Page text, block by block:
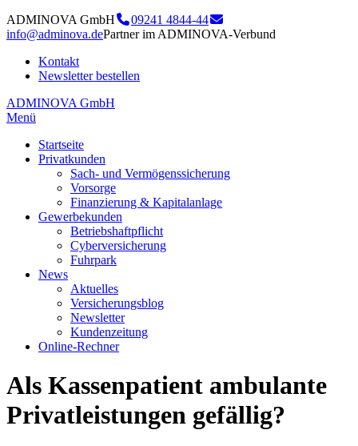
ADMINOVA GmbH
09241 4844-44
info@adminova.dePartner im ADMINOVA-Verbund
Kontakt
Newsletter bestellen
ADMINOVA GmbH
Menü
Startseite
Privatkunden
Sach- und Vermögenssicherung
Vorsorge
Finanzierung & Kapitalanlage
Gewerbekunden
Betriebshaftpflicht
Cyberversicherung
Fuhrpark
News
Aktuelles
Versicherungsblog
Newsletter
Kundenzeitung
Online-Rechner
Als Kassenpatient ambulante
Privatleistungen gefällig?